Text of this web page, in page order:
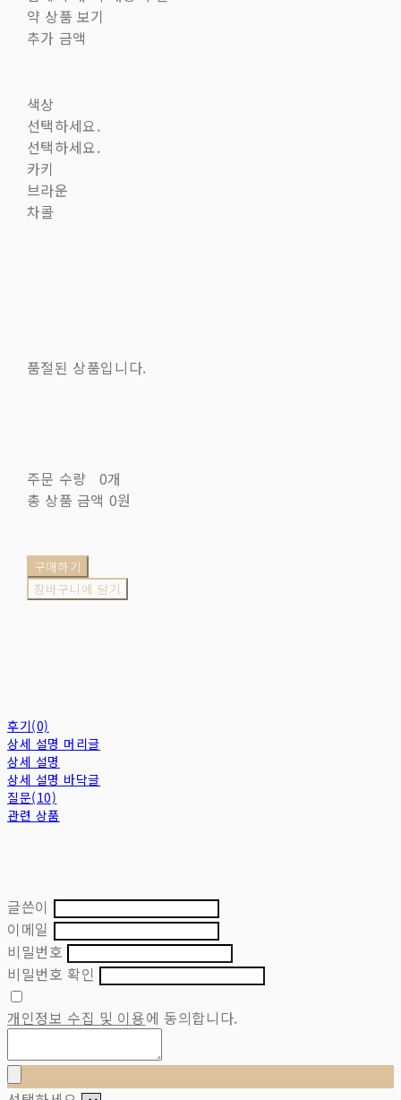
약 상품 보기
추가 금액
색상
선택하세요.
선택하세요.
카키
브라운
차콜
품절된 상품입니다.
주문 수량
0개
총 상품 금액 0원
구매하기
장바구니에 담기
후기(0)
상세 설명 머리글
상세 설명
상세 설명 바닥글
질문(10)
관련 상품
글쓴이
이메일
비밀번호
비밀번호 확인
개인정보 수집 및 이용에 동의합니다.